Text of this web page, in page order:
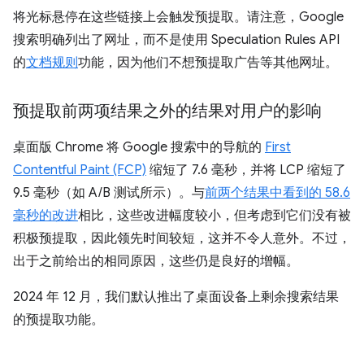
将光标悬停在这些链接上会触发预提取。请注意，Google
搜索明确列出了网址，而不是使用 Speculation Rules API
的文档规则功能，因为他们不想预提取广告等其他网址。
预提取前两项结果之外的结果对用户的影响
桌面版 Chrome 将 Google 搜索中的导航的 First
Contentful Paint (FCP) 缩短了 7.6 毫秒，并将 LCP 缩短了
9.5 毫秒（如 A/B 测试所示）。与前两个结果中看到的 58.6
毫秒的改进相比，这些改进幅度较小，但考虑到它们没有被
积极预提取，因此领先时间较短，这并不令人意外。不过，
出于之前给出的相同原因，这些仍是良好的增幅。
2024 年 12 月，我们默认推出了桌面设备上剩余搜索结果
的预提取功能。